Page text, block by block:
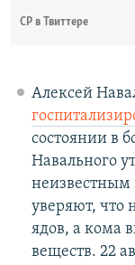
СР в Твиттере
Алексей
состоянии в
Навального
неизвестным
уверяют, что
ядов, а кома
веществ. 22